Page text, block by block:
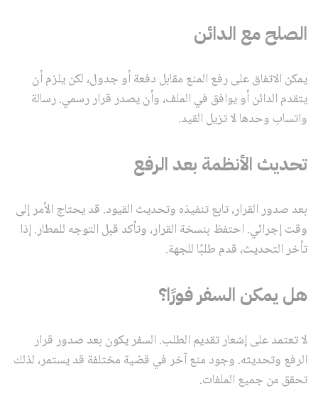
الصلح مع الدائن
يمكن الاتفاق على رفع المنع مقابل دفعة أو جدول، لكن يلزم أن
يتقدم الدائن أو يوافق في الملف، وأن يصدر قرار رسمي. رسالة
واتساب وحدها لا تزيل القيد.
تحديث الأنظمة بعد الرفع
بعد صدور القرار، تابع تنفيذه وتحديث القيود. قد يحتاج الأمر إلى
وقت إجرائي. احتفظ بنسخة القرار، وتأكد قبل التوجه للمطار. إذا
تأخر التحديث، قدم طلبًا للجهة.
هل يمكن السفر فورًا؟
لا تعتمد على إشعار تقديم الطلب. السفر يكون بعد صدور قرار
الرفع وتحديثه. وجود منع آخر في قضية مختلفة قد يستمر، لذلك
تحقق من جميع الملفات.